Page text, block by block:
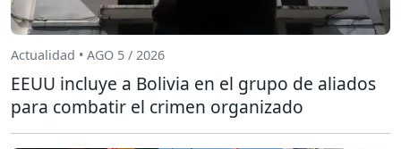
Actualidad • AGO 5 / 2026
EEUU incluye a Bolivia en el grupo de aliados
para combatir el crimen organizado